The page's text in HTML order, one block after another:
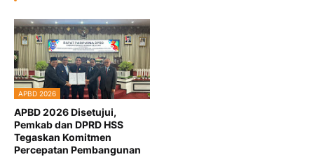
APBD 2026
APBD 2026 Disetujui,
Pemkab dan DPRD HSS
Tegaskan Komitmen
Percepatan Pembangunan